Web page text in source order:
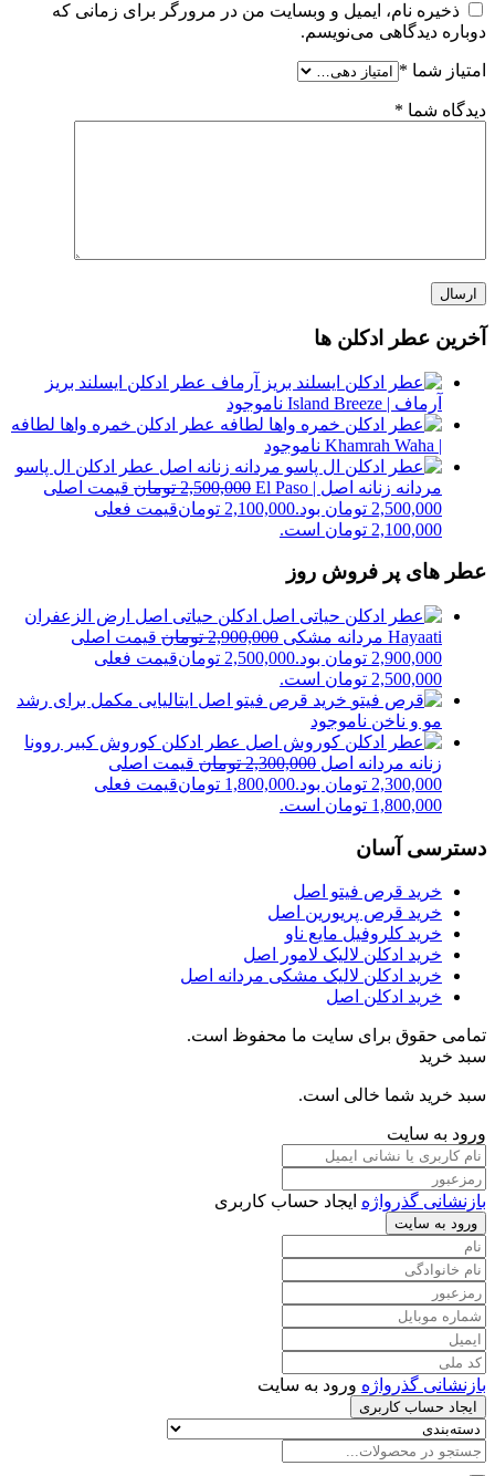
ذخیره نام، ایمیل و وبسایت من در مرورگر برای زمانی که
دوباره دیدگاهی می‌نویسم.
امتیاز شما *
دیدگاه شما *
آخرین عطر ادکلن ها
عطر ادکلن ایسلند بریز
آرماف | Island Breeze
ناموجود
عطر ادکلن خمره واها لطافه
| Khamrah Waha
ناموجود
عطر ادکلن ال پاسو
مردانه زنانه اصل | El Paso
2,500,000 تومان قیمت اصلی
2,500,000 تومان بود.
2,100,000 تومانقیمت فعلی
2,100,000 تومان است.
عطر های پر فروش روز
ادکلن حیاتی اصل ارض الزعفران
Hayaati مردانه مشکی
2,900,000 تومان قیمت اصلی
2,900,000 تومان بود.
2,500,000 تومانقیمت فعلی
2,500,000 تومان است.
خرید قرص فیتو اصل ایتالیایی مکمل برای رشد
مو و ناخن ناموجود
عطر ادکلن کوروش کبیر روونا
زنانه مردانه اصل 2,300,000 تومان قیمت اصلی
2,300,000 تومان بود.
1,800,000 تومانقیمت فعلی
1,800,000 تومان است.
دسترسی آسان
خرید قرص فیتو اصل
خرید قرص پریورین اصل
خرید کلروفیل مایع ناو
خرید ادکلن لالیک لامور اصل
خرید ادکلن لالیک مشکی مردانه اصل
خرید ادکلن اصل
تمامی حقوق برای سایت ما محفوظ است.
سبد خرید
سبد خرید شما خالی است.
ورود به سایت
بازنشانی گذرواژه ایجاد حساب کاربری
ورود به سایت
بازنشانی گذرواژه ورود به سایت
ایجاد حساب کاربری